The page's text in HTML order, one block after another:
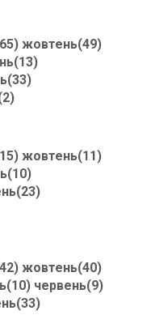
жовтень(49)
жовтень(11)
жовтень(40)
червень(9)